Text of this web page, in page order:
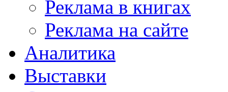
Реклама в книгах
Реклама на сайте
Аналитика
Выставки